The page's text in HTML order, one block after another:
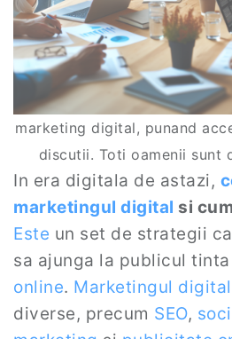
marketing digital, punand
discutii. Toti oamenii sunt
In era digitala de astazi,
marketingul digital si
Este un set de strategii
sa ajunga la publicul
online. Marketingul digital
diverse, precum SEO,